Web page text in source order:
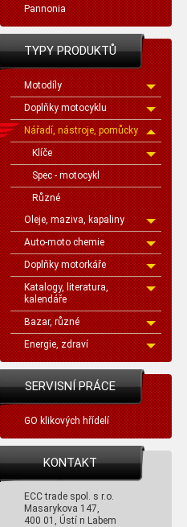
Pannonia
TYPY PRODUKTŮ
Motodíly
Doplňky motocyklu
Nářadí, nástroje, pomůcky
Klíče
Spec - motocykl
Různé
Oleje, maziva, kapaliny
Auto-moto chemie
Doplňky motorkáře
Katalogy, literatura,
kalendáře
Bazar, různé
Energie, zdraví
SERVISNÍ PRÁCE
GO klikových hřídelí
KONTAKT
ECC trade spol. s r.o.
Masarykova 147,
400 01, Ústí n Labem